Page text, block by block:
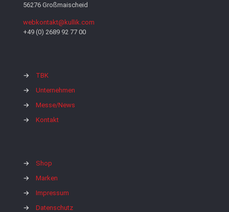
56276 Großmaischeid
webkontakt@kullik.com
+49 (0) 2689 92 77 00
→
TBK
→
Unternehmen
→
Messe/News
→
Kontakt
→
Shop
→
Marken
→
Impressum
→
Datenschutz